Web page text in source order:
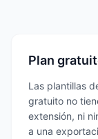
Plan
Las plantillas
gratuito no
extensión, ni
a una